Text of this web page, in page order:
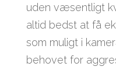
uden væsentligt
altid bedst at få
som muligt i
behovet for